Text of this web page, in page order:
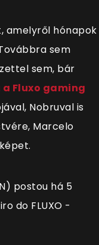
amelyről hónapok
sem
sem, bár
Fluxo gaming
Nobruval is
Marcelo
postou há 5
do FLUXO -